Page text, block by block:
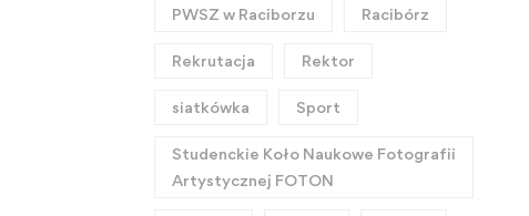
PWSZ w Raciborzu Racibórz
Rekrutacja Rektor
siatkówka Sport
Studenckie Koło Naukowe Fotografii
Artystycznej FOTON